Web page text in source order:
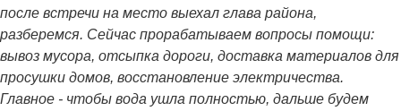
после встречи на место выехал глава района,
разберемся. Сейчас прорабатываем вопросы помощи:
вывоз мусора, отсыпка дороги, доставка материалов для
просушки домов, восстановление электричества.
Главное - чтобы вода ушла полностью, дальше будем